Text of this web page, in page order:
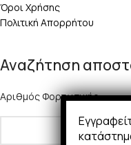
Όροι Χρήσης
Πολιτική Απορρήτου
Αναζήτηση
Αριθμός Φορτωτικής: